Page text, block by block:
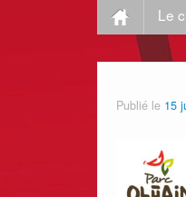
Le
Publié le 15